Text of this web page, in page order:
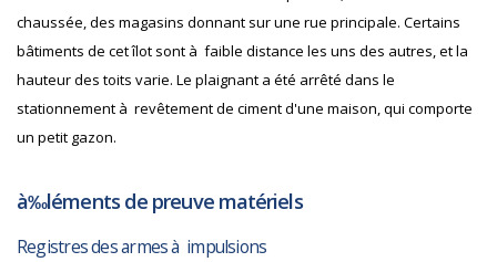
chaussée, des magasins donnant sur une rue principale. Certains
bâtiments de cet îlot sont à faible distance les uns des autres, et la
hauteur des toits varie. Le plaignant a été arrêté dans le
stationnement à revêtement de ciment d'une maison, qui comporte
un petit gazon.
à‰léments de preuve matériels
Registres des armes à impulsions